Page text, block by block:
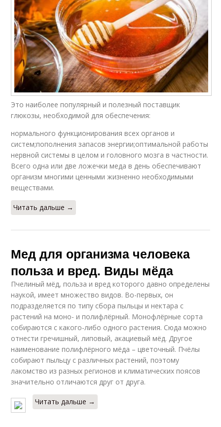
Это наиболее популярный и полезный поставщик
глюкозы, необходимой для обеспечения:
нормального функционирования всех органов и
систем;пополнения запасов энергии;оптимальной работы
нервной системы в целом и головного мозга в частности.
Всего одна или две ложечки меда в день обеспечивают
организм многими ценными жизненно необходимыми
веществами.
Читать дальше →
Мед для организма человека
польза и вред. Виды мёда
Пчелиный мёд, польза и вред которого давно определены
наукой, имеет множество видов. Во-первых, он
подразделяется по типу сбора пыльцы и нектара с
растений на моно- и полифлёрный. Монофлёрные сорта
собираются с какого-либо одного растения. Сюда можно
отнести гречишный, липовый, акациевый мёд. Другое
наименование полифлёрного мёда – цветочный. Пчёлы
собирают пыльцу с различных растений, поэтому
лакомство из разных регионов и климатических поясов
значительно отличаются друг от друга.
Читать дальше →